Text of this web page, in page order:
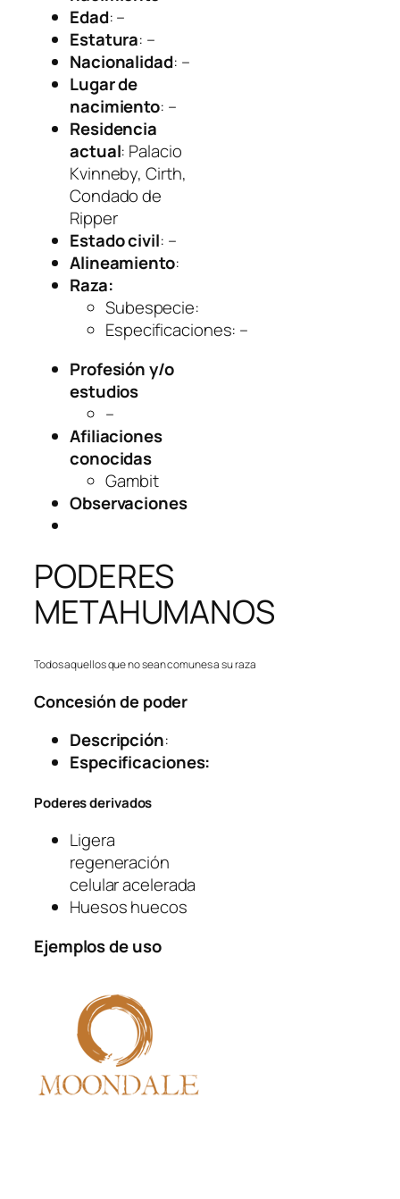
Edad: –
Estatura: –
Nacionalidad: –
Lugar de
nacimiento: –
Residencia
actual: Palacio
Kvinneby, Cirth,
Condado de
Ripper
Estado civil: –
Alineamiento:
Raza:
Subespecie:
Especificaciones: –
Profesión y/o
estudios
–
Afiliaciones
conocidas
Gambit
Observaciones
PODERES
METAHUMANOS
Todos aquellos que no sean comunes a su raza
Concesión de poder
Descripción:
Especificaciones:
Poderes derivados
Ligera
regeneración
celular acelerada
Huesos huecos
Ejemplos de uso